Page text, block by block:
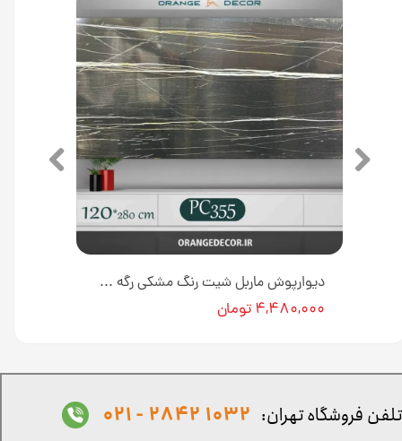
دیوارپوش ماربل شیت رنگ مشکی رگه سفید کد PC355 [انبار تهران]
۴,۴۸۰,۰۰۰ تومان
تلفن فروشگاه تهران: 1032 2842 - 021